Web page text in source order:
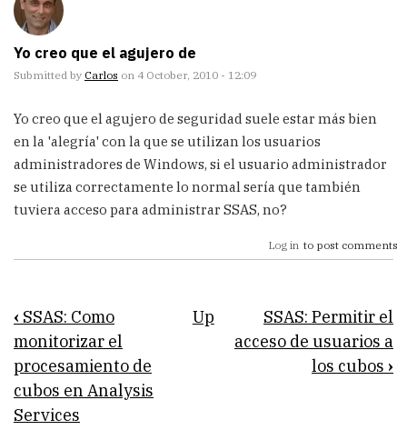
Yo creo que el agujero de
Submitted by Carlos on 4 October, 2010 - 12:09
Yo creo que el agujero de seguridad suele estar más bien
en la 'alegría' con la que se utilizan los usuarios
administradores de Windows, si el usuario administrador
se utiliza correctamente lo normal sería que también
tuviera acceso para administrar SSAS, no?
Log in to post comments
Book
traversal
links
for
‹ SSAS: Como
monitorizar el
procesamiento de
cubos en Analysis
Services
Up
SSAS: Permitir el
acceso de usuarios a
los cubos ›